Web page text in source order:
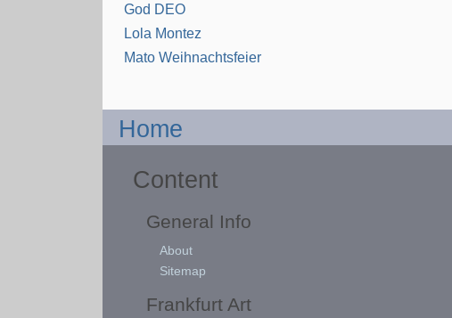
God DEO
Lola Montez
Mato Weihnachtsfeier
Home
Content
General Info
About
Sitemap
Frankfurt Art